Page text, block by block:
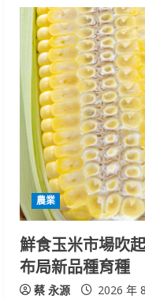
u
e
R
e
a
d
i
n
g
農業
鮮食玉米市場吹
布局新品種育種
蔡 永源 2026 年